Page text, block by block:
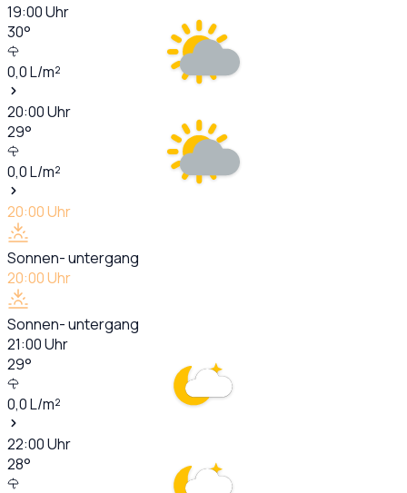
19:00Uhr
30°
0,0L/m²
20:00Uhr
29°
0,0L/m²
20:00Uhr
Sonnen- untergang
20:00Uhr
Sonnen- untergang
21:00Uhr
29°
0,0L/m²
22:00Uhr
28°